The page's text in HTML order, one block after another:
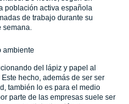
población activa española
de trabajo durante su
ambiente
del lápiz y papel al
hecho, además de ser ser
también lo es para el medio
parte de las empresas suele ser